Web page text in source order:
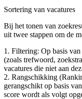
Sortering van vacatures
Bij het tonen van
uit twee stappen om de
1. Filtering: Op basis
(zoals trefwoord,
vacatures die niet aan
2. Rangschikking
gerangschikt op basis
score wordt als volgt